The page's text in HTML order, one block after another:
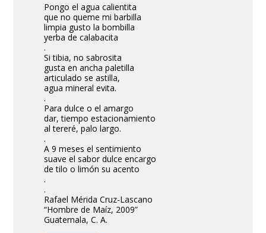
Pongo el agua calientita
que no queme mi barbilla
limpia gusto la bombilla
yerba de calabacita
.
Si tibia, no sabrosita
gusta en ancha paletilla
articulado se astilla,
agua mineral evita.
.
Para dulce o el amargo
dar, tiempo estacionamiento
al tereré, palo largo.
.
A 9 meses el sentimiento
suave el sabor dulce encargo
de tilo o limón su acento
.
.
Rafael Mérida Cruz-Lascano
“Hombre de Maíz, 2009”
Guatemala, C. A.